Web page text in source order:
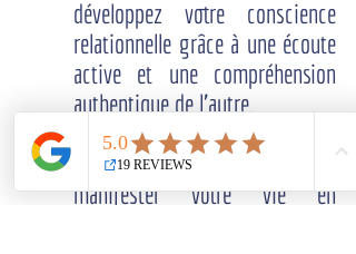
développez votre conscience
relationnelle grâce à une écoute
active et une compréhension
authentique de l'autre.
Phase créative : vous affinez
votre intuition pour créer et
manifester votre vie en